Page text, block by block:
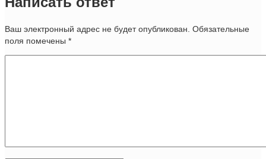
Ваш электронный адрес не будет опубликован. Обязательные
поля помечены *